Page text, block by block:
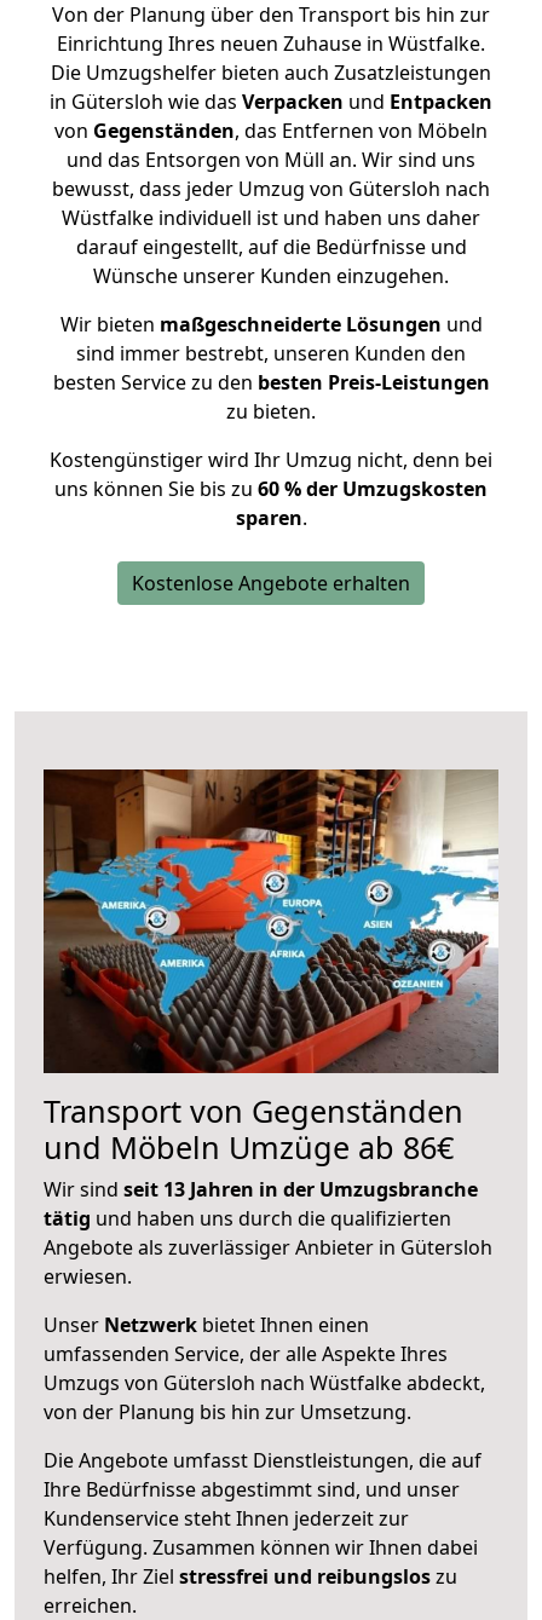
Von der Planung über den Transport bis hin zur
Einrichtung Ihres neuen Zuhause in Wüstfalke.
Die Umzugshelfer bieten auch Zusatzleistungen
in Gütersloh wie das Verpacken und Entpacken
von Gegenständen, das Entfernen von Möbeln
und das Entsorgen von Müll an. Wir sind uns
bewusst, dass jeder Umzug von Gütersloh nach
Wüstfalke individuell ist und haben uns daher
darauf eingestellt, auf die Bedürfnisse und
Wünsche unserer Kunden einzugehen.
Wir bieten maßgeschneiderte Lösungen und
sind immer bestrebt, unseren Kunden den
besten Service zu den besten Preis-Leistungen
zu bieten.
Kostengünstiger wird Ihr Umzug nicht, denn bei
uns können Sie bis zu 60 % der Umzugskosten
sparen.
Kostenlose Angebote erhalten
Transport von Gegenständen
und Möbeln Umzüge ab 86€
Wir sind seit 13 Jahren in der Umzugsbranche
tätig und haben uns durch die qualifizierten
Angebote als zuverlässiger Anbieter in Gütersloh
erwiesen.
Unser Netzwerk bietet Ihnen einen
umfassenden Service, der alle Aspekte Ihres
Umzugs von Gütersloh nach Wüstfalke abdeckt,
von der Planung bis hin zur Umsetzung.
Die Angebote umfasst Dienstleistungen, die auf
Ihre Bedürfnisse abgestimmt sind, und unser
Kundenservice steht Ihnen jederzeit zur
Verfügung. Zusammen können wir Ihnen dabei
helfen, Ihr Ziel stressfrei und reibungsloszu
erreichen.